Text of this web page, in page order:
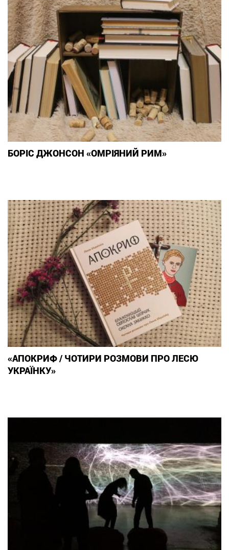
БОРІС ДЖОНСОН «ОМРІЯНИЙ РИМ»
«АПОКРИФ / ЧОТИРИ РОЗМОВИ ПРО ЛЕСЮ
УКРАЇНКУ»